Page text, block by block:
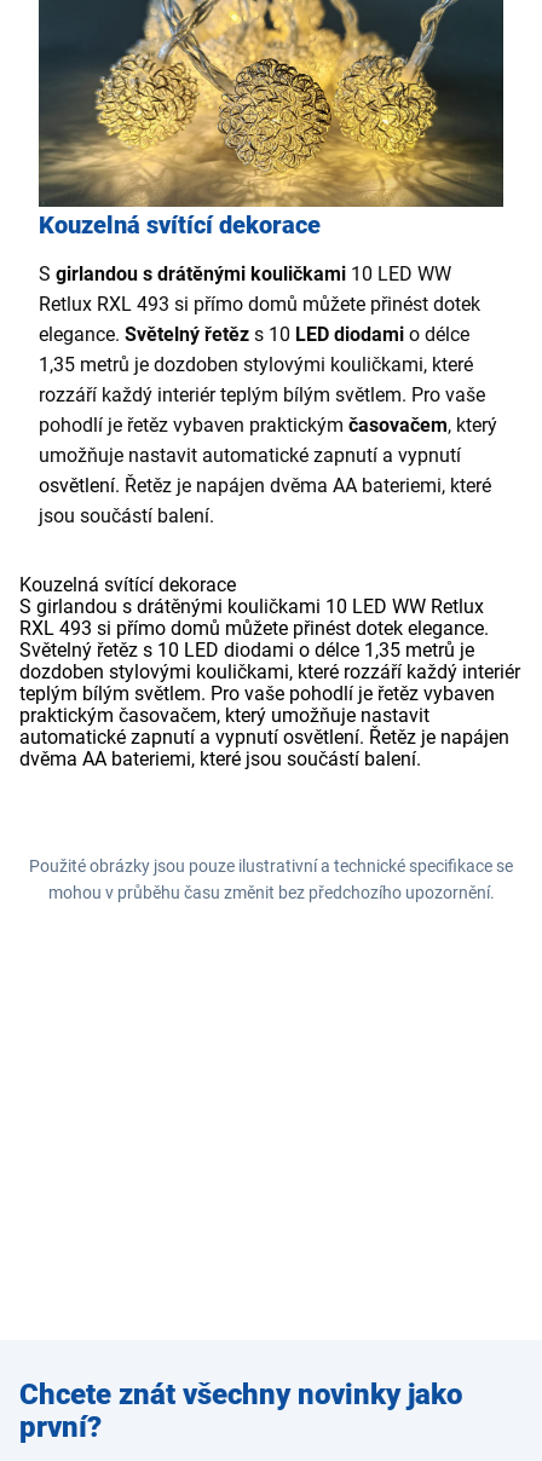
Kouzelná svítící dekorace
S girlandou s drátěnými kouličkami 10 LED WW
Retlux RXL 493 si přímo domů můžete přinést dotek
elegance. Světelný řetěz s 10 LED diodami o délce
1,35 metrů je dozdoben stylovými kouličkami, které
rozzáří každý interiér teplým bílým světlem. Pro vaše
pohodlí je řetěz vybaven praktickým časovačem, který
umožňuje nastavit automatické zapnutí a vypnutí
osvětlení. Řetěz je napájen dvěma AA bateriemi, které
jsou součástí balení.
Kouzelná svítící dekorace
S girlandou s drátěnými kouličkami 10 LED WW Retlux
RXL 493 si přímo domů můžete přinést dotek elegance.
Světelný řetěz s 10 LED diodami o délce 1,35 metrů je
dozdoben stylovými kouličkami, které rozzáří každý interiér
teplým bílým světlem. Pro vaše pohodlí je řetěz vybaven
praktickým časovačem, který umožňuje nastavit
automatické zapnutí a vypnutí osvětlení. Řetěz je napájen
dvěma AA bateriemi, které jsou součástí balení.
Použité obrázky jsou pouze ilustrativní a technické specifikace se
mohou v průběhu času změnit bez předchozího upozornění.
Zadejte
e-mail
Chcete znát všechny novinky jako
první?